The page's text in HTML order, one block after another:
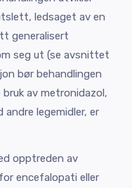
ledsaget av en
generalisert
seg ut (se avsnittet
bør behandlingen
av metronidazol,
andre legemidler, er
opptreden av
encefalopati eller